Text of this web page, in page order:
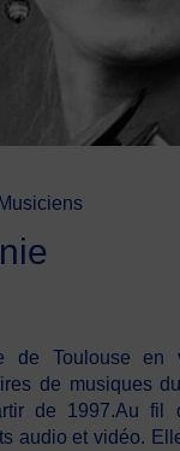
Musiciens
de Toulouse en
de musiques
de 1997.Au
audio et vidéo.